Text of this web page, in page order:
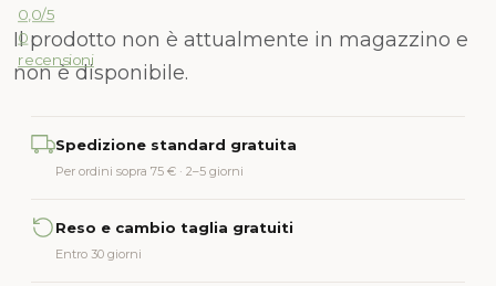
0,0/5
0
recensioni
Il prodotto non è attualmente in magazzino e
non è disponibile.
Spedizione standard gratuita
Per ordini sopra 75 € · 2–5 giorni
Reso e cambio taglia gratuiti
Entro 30 giorni